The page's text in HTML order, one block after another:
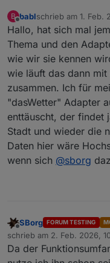
B
Offline
bablschrieb am 1. Feb.
zuletzt editiert von
Hallo, hat sich mal
Thema und den
wie wir sie kennen
wie läuft das dann
zusammen. Ich für
"dasWetter" Adapter
enttäuscht, der findet
Stadt und wieder die
Daten hier wäre
wenn sich @sborg
Offline
SBorg FORUM TESTING
schrieb am 2. Feb. 2026,
zuletzt editiert von
Da der